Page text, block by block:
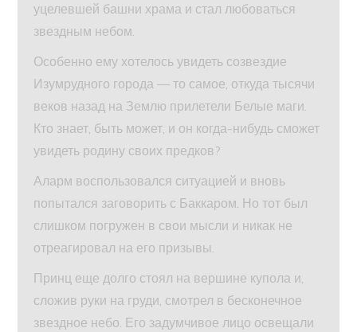
уцелевшей башни храма и стал любоваться
звездным небом.
Особенно ему хотелось увидеть созвездие
Изумрудного города — то самое, откуда тысячи
веков назад на Землю прилетели Белые маги.
Кто знает, быть может, и он когда-нибудь сможет
увидеть родину своих предков?
Аларм воспользовался ситуацией и вновь
попытался заговорить с Баккаром. Но тот был
слишком погружен в свои мысли и никак не
отреагировал на его призывы.
Принц еще долго стоял на вершине купола и,
сложив руки на груди, смотрел в бесконечное
звездное небо. Его задумчивое лицо освещали